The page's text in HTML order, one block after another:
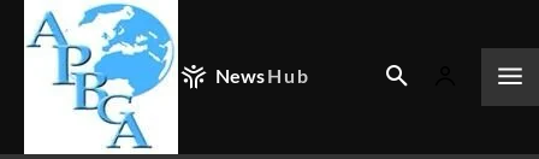
News Hub